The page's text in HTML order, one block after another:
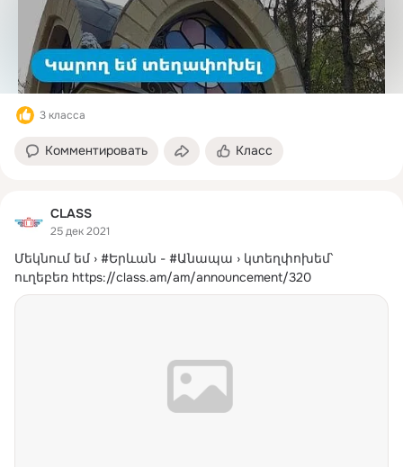
3 класса
Комментировать Класс
CLASS
25 дек 2021
Մեկնում եմ › #Երևան - #Անապա › կտեղփոխեմ՝
ուղեբեռ https://class.am/am/announcement/320